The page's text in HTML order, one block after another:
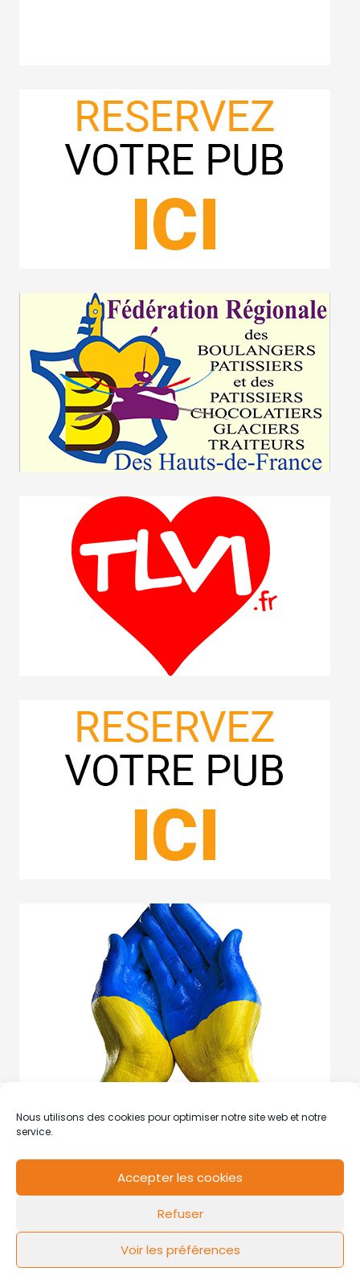
Nous utilisons des cookies pour optimiser notre site web et notre
service.
Accepter les cookies
Refuser
Voir les préférences
Mentions légales Politique de cookies
FLOW44